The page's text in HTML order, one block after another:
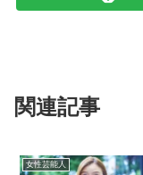
関連記事
女性芸能人